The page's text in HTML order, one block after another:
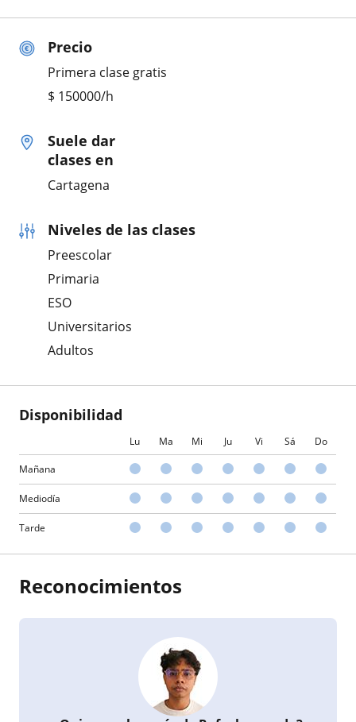
Precio
Primera clase gratis
$ 150000/h
Suele dar
clases en
Cartagena
Niveles de las clases
Preescolar
Primaria
ESO
Universitarios
Adultos
Disponibilidad
Lu Ma Mi Ju Vi Sá Do
Mañana
Mediodía
Tarde
Reconocimientos